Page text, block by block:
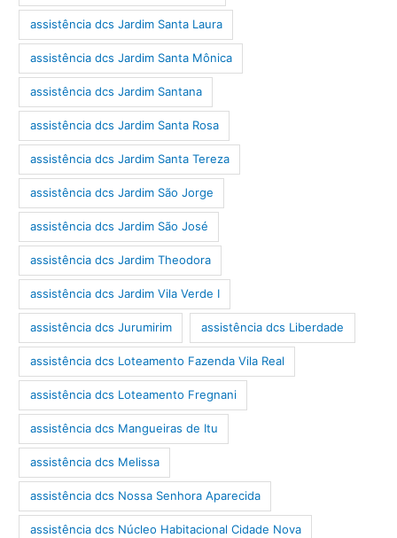
assistência dcs Jardim Santa Laura
assistência dcs Jardim Santa Mônica
assistência dcs Jardim Santana
assistência dcs Jardim Santa Rosa
assistência dcs Jardim Santa Tereza
assistência dcs Jardim São Jorge
assistência dcs Jardim São José
assistência dcs Jardim Theodora
assistência dcs Jardim Vila Verde I
assistência dcs Jurumirim assistência dcs Liberdade
assistência dcs Loteamento Fazenda Vila Real
assistência dcs Loteamento Fregnani
assistência dcs Mangueiras de Itu
assistência dcs Melissa
assistência dcs Nossa Senhora Aparecida
assistência dcs Núcleo Habitacional Cidade Nova